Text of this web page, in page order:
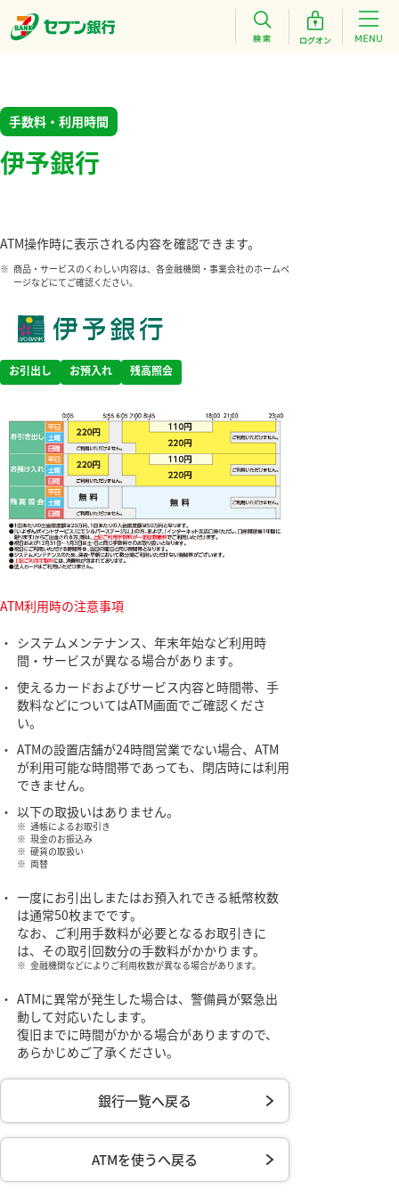
手数料・利用時間
伊予銀行
ATM操作時に表示される内容を確認できます。
※ 商品・サービスのくわしい内容は、各金融機関・事業会社のホームペ
ージなどにてご確認ください。
お引出し お預入れ 残高照会
ATM利用時の注意事項
・ システムメンテナンス、年末年始など利用時
間・サービスが異なる場合があります。
・ 使えるカードおよびサービス内容と時間帯、手
数料などについてはATM画面でご確認くださ
い。
・ ATMの設置店舗が24時間営業でない場合、ATM
が利用可能な時間帯であっても、閉店時には利用
できません。
・ 以下の取扱いはありません。
※ 通帳によるお取引き
※ 現金のお振込み
※ 硬貨の取扱い
※ 両替
・ 一度にお引出しまたはお預入れできる紙幣枚数
は通常50枚までです。
なお、ご利用手数料が必要となるお取引きに
は、その取引回数分の手数料がかかります。
※ 金融機関などによりご利用枚数が異なる場合があります。
・ ATMに異常が発生した場合は、警備員が緊急出
動して対応いたします。
復旧までに時間がかかる場合がありますので、
あらかじめご了承ください。
銀行一覧へ戻る
ATMを使うへ戻る